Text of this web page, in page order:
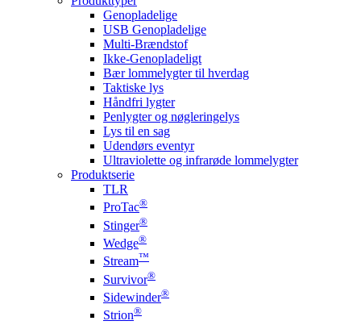
Genopladelige
USB Genopladelige
Multi-Brændstof
Ikke-Genopladeligt
Bær lommelygter til hverdag
Taktiske lys
Håndfri lygter
Penlygter og nøgleringelys
Lys til en sag
Udendørs eventyr
Ultraviolette og infrarøde lommelygter
Produktserie
TLR
ProTac®
Stinger®
Wedge®
Stream™
Survivor®
Sidewinder®
Strion®